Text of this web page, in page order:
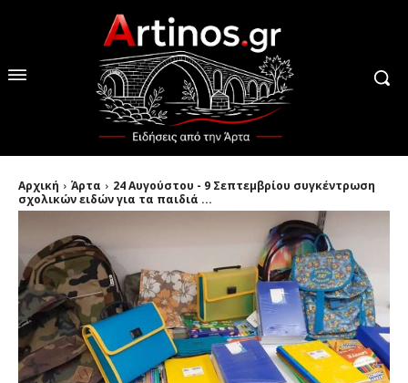
Αρχική Άρτα
24 Αυγούστου - 9 Σεπτεμβρίου συγκέντρωση
σχολικών ειδών για τα παιδιά ...